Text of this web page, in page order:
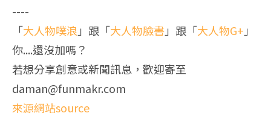
----
「大人物噗浪 」跟「大人物臉書」跟「大人物G+ 」
你....還沒加嗎？
若想分享創意或新聞訊息，歡迎寄至
daman@funmakr.com
來源網站source